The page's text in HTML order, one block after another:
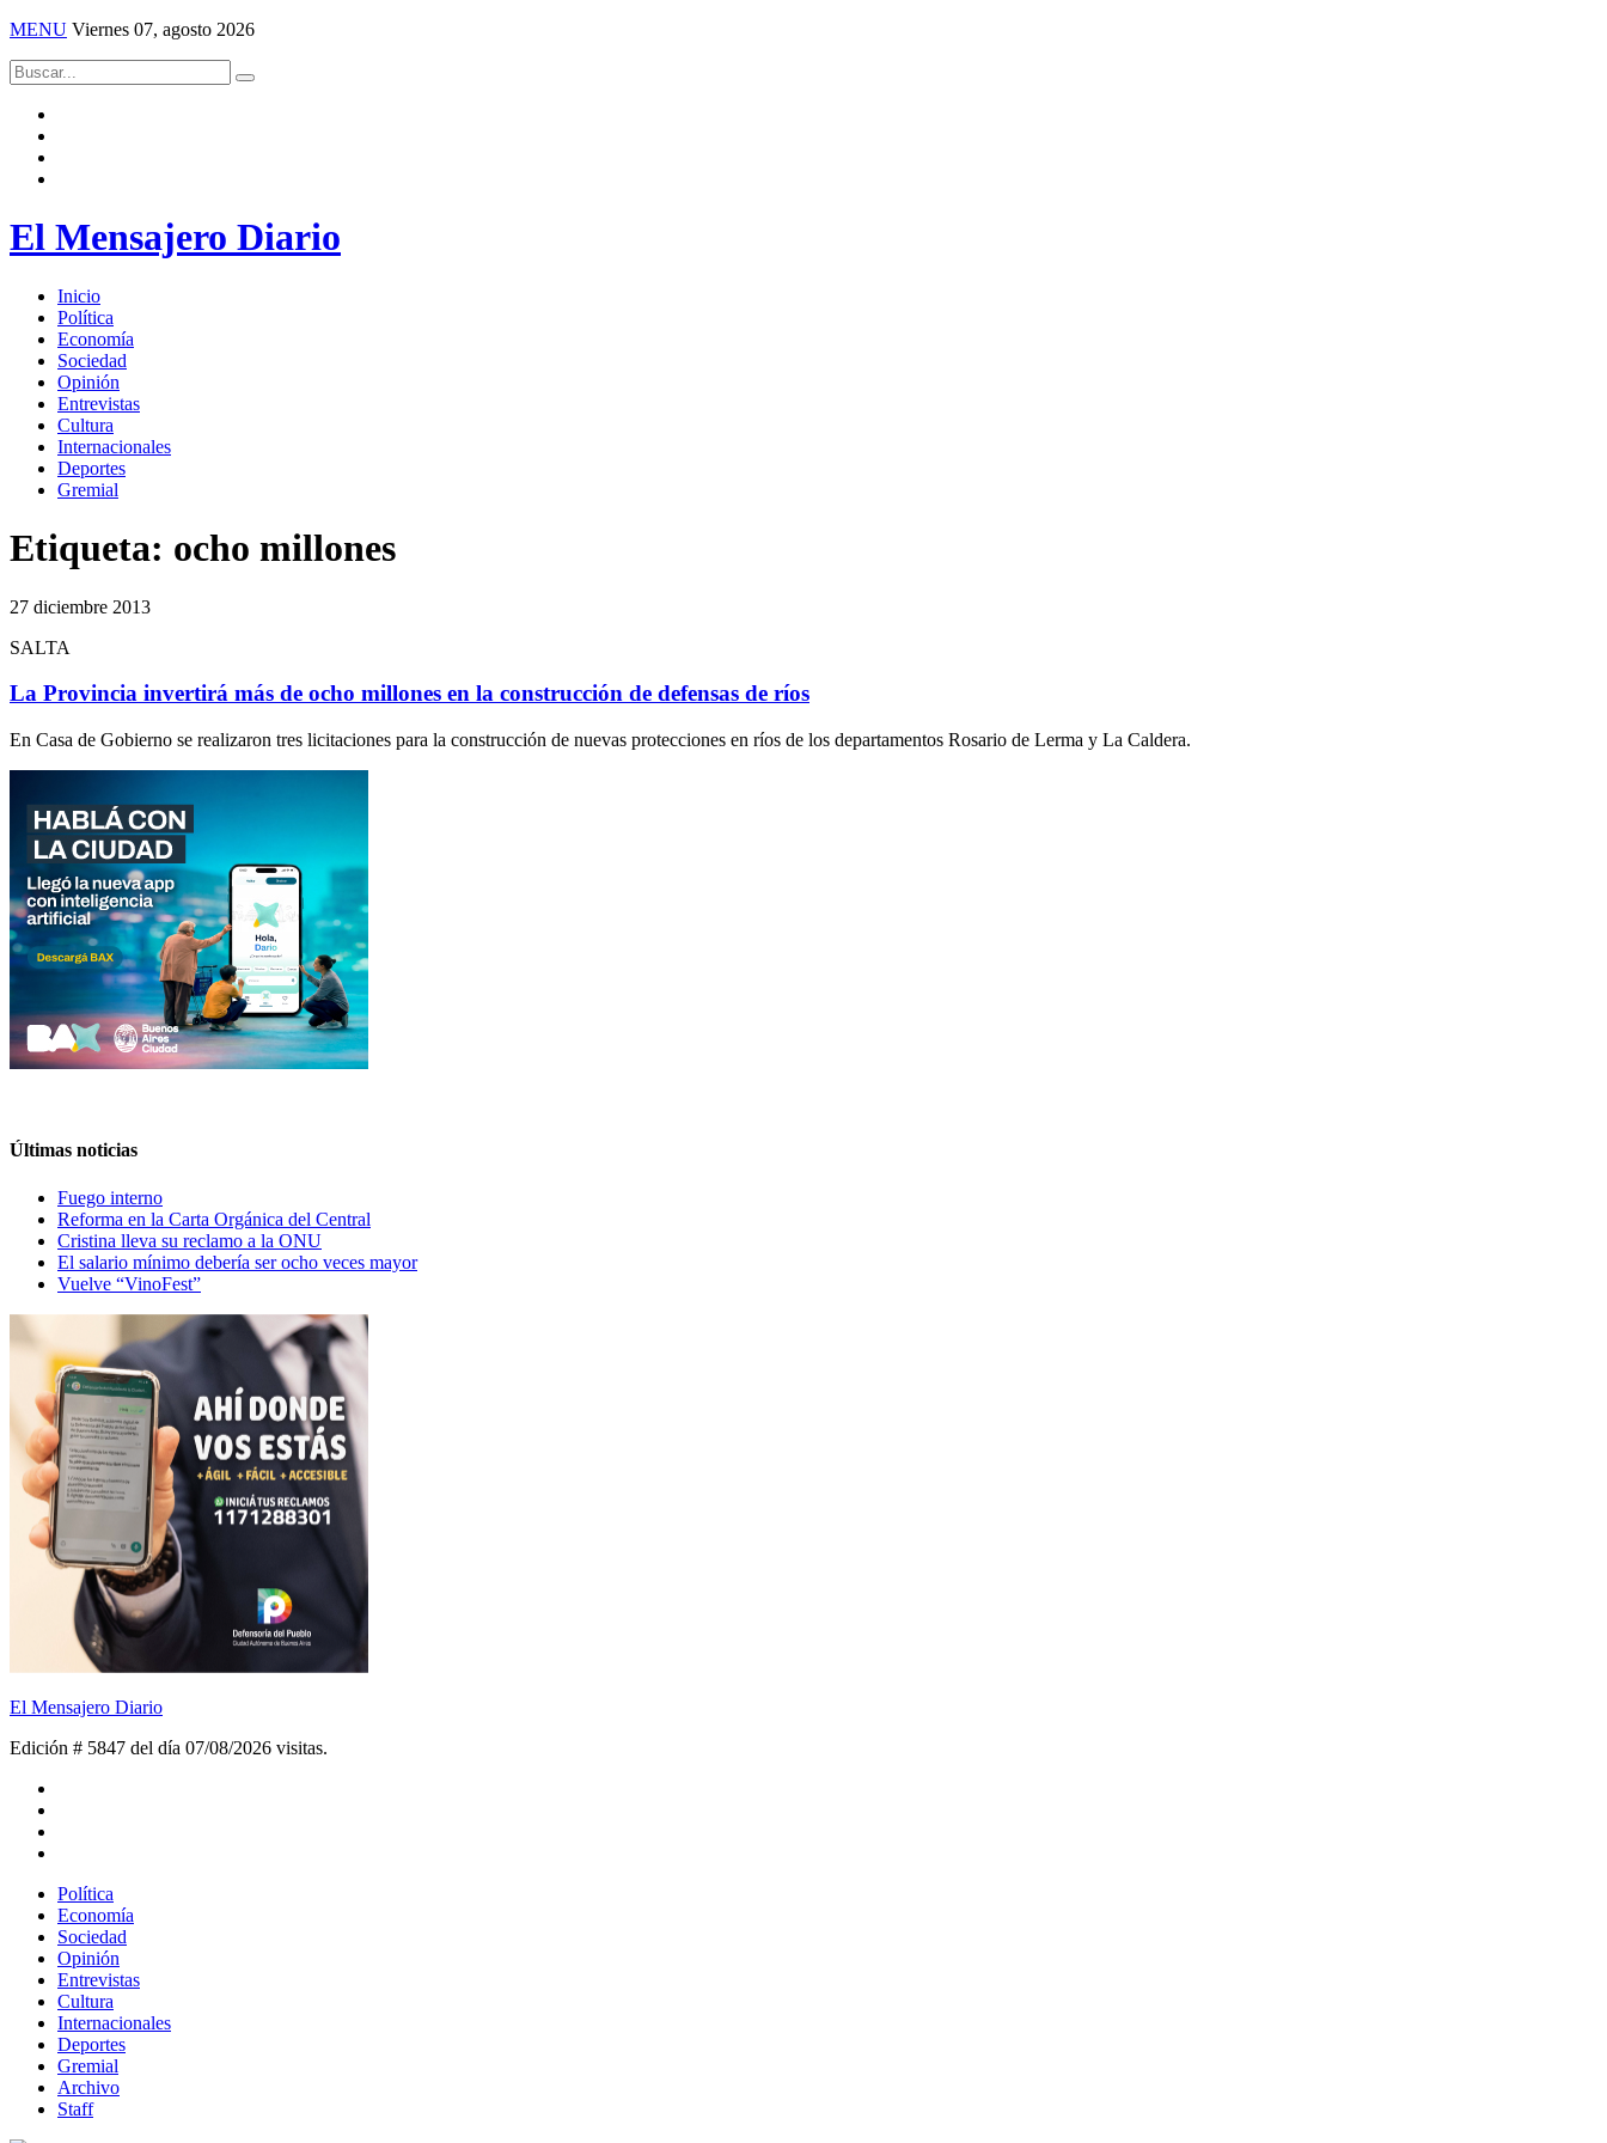
MENU Viernes 07, agosto 2026
El Mensajero Diario
Inicio
Política
Economía
Sociedad
Opinión
Entrevistas
Cultura
Internacionales
Deportes
Gremial
Etiqueta: ocho millones
27 diciembre 2013
SALTA
La Provincia invertirá más de ocho millones en la construcción de defensas de ríos
En Casa de Gobierno se realizaron tres licitaciones para la construcción de nuevas protecciones en ríos de los departamentos Rosario de Lerma y La Caldera.
Últimas noticias
Fuego interno
Reforma en la Carta Orgánica del Central
Cristina lleva su reclamo a la ONU
El salario mínimo debería ser ocho veces mayor
Vuelve “VinoFest”
El Mensajero Diario
Edición # 5847 del día 07/08/2026 visitas.
Política
Economía
Sociedad
Opinión
Entrevistas
Cultura
Internacionales
Deportes
Gremial
Archivo
Staff